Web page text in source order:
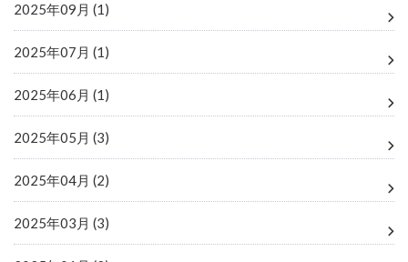
2025年09月 (1)
2025年07月 (1)
2025年06月 (1)
2025年05月 (3)
2025年04月 (2)
2025年03月 (3)